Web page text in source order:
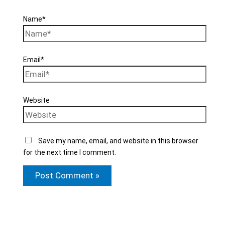
Name*
Email*
Website
Save my name, email, and website in this browser
for the next time I comment.